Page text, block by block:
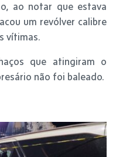
ao notar que estava
um revólver calibre
vítimas.
que atingiram o
não foi baleado.